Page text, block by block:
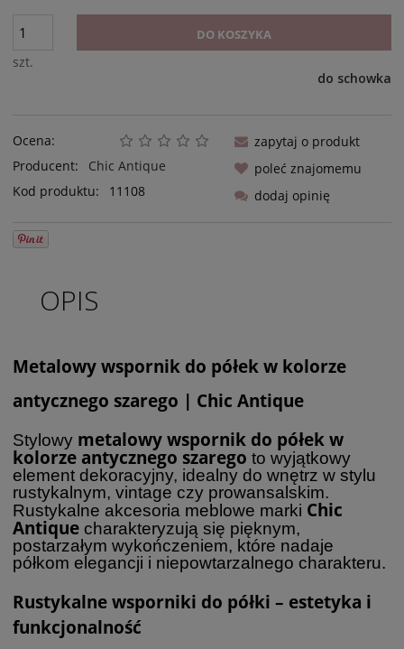
szt.
DO KOSZYKA
do schowka
Ocena:
Producent:
Chic Antique
Kod produktu:
11108
zapytaj o produkt
poleć znajomemu
dodaj opinię
OPIS
Metalowy wspornik do półek w kolorze
antycznego szarego | Chic Antique
Stylowy metalowy wspornik do półek w
kolorze antycznego szarego to wyjątkowy
element dekoracyjny, idealny do wnętrz w stylu
rustykalnym, vintage czy prowansalskim.
Rustykalne akcesoria meblowe marki Chic
Antique charakteryzują się pięknym,
postarzałym wykończeniem, które nadaje
półkom elegancji i niepowtarzalnego charakteru.
Rustykalne wsporniki do półki – estetyka i
funkcjonalność